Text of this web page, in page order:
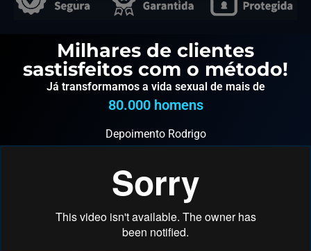
Milhares de clientes
sastisfeitos com o método!
Já transformamos a vida sexual de mais de
80.000 homens
Depoimento Rodrigo